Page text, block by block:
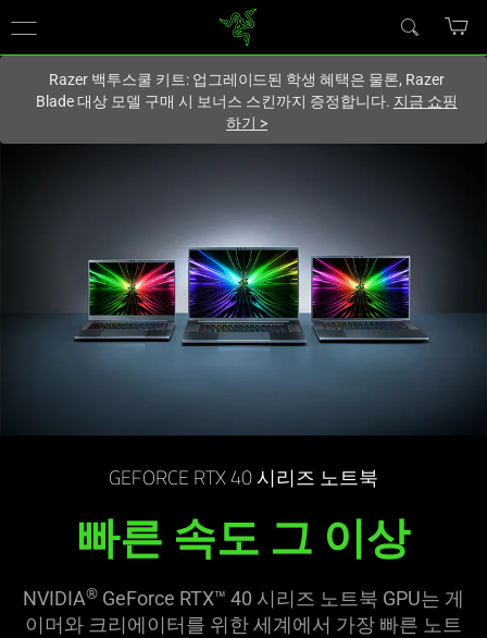
사이트에 있습니다.
Razer 백투스쿨 키트: 업그레이드된 학생 혜택은 물론, Razer
Blade 대상 모델 구매 시 보너스 스킨까지 증정합니다. 지금 쇼핑
하기 >
GEFORCE RTX 40 시리즈 노트북
빠른 속도 그 이상
NVIDIA®GeForce RTX™ 40 시리즈 노트북 GPU는 게
이머와 크리에이터를 위한 세계에서 가장 빠른 노트